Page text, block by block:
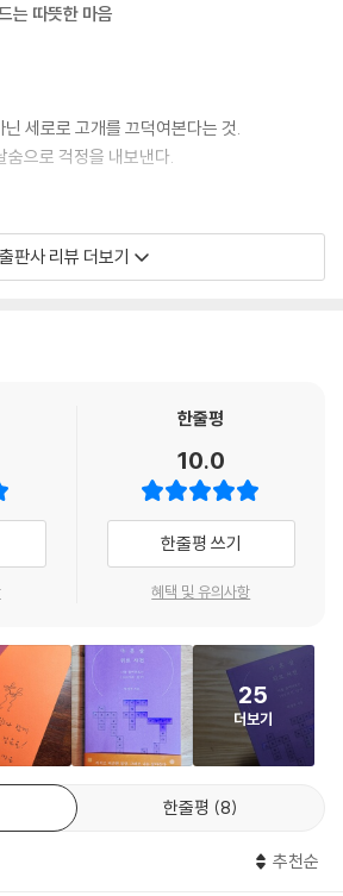
큼
않을 만큼
일처럼 도와줬는데
어서기도
두들겨보고는
휴일 오후
문득
파도소리
보내는 하루
지 않는 독감처럼
해서 나왔는데
재가 되고 말아
직장에 갇혀
이
아 있는 너
집처럼
간 시간
내가
베개하고 누워
대고 있는 내가
네가
는 따뜻한 마음
세로로 고개를 끄덕여본다는 것.
으로 걱정을 내보낸다.
중간중간 그대가 몹시 보고 싶어졌다는 것.
전 처음으로 인사한 사람이 어깨를 툭툭 치면서
줄자에는 차이가 있다.
게나마 어떻게 살아가야 할지를 알아간다는
향기를 만들어가고 있다.
렇듯 일상 순간순간의 마음이 참신한 비유에 담
가지, 부정적인 마음 50가지를 균형 있게 나누
것은 오랫동안 사람의 마음을 들여다봐온 저
파하기로 한다. 나만 아파서”(「분하다」 부분)
은 처음 유발 지점으로 돌아가려는 습성이 있
위로도 모두 저자의 이러한 공력 덕분에 더욱
출판사 리뷰 더보기
한줄평
10.0
한줄평 쓰기
혜택 및 유의사항
25
더보기
한줄평 8
추천순